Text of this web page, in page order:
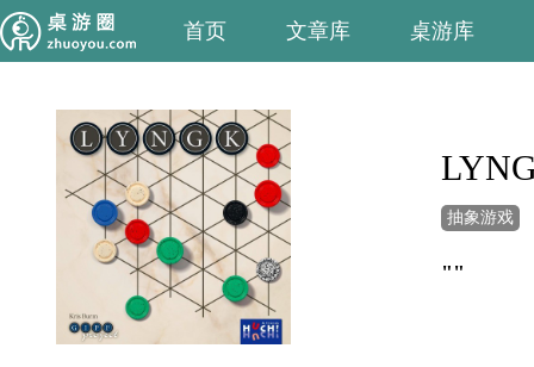
首页 文章库 桌游库
抽象游戏
""